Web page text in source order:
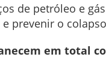
de petróleo e
prevenir o
em total